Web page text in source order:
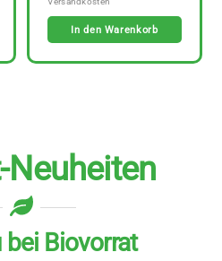
In den Warenkorb
Neuheiten
Biovorrat